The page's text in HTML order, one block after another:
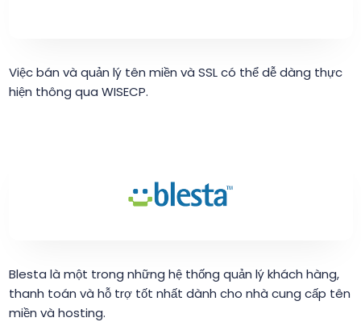
Việc bán và quản lý tên miền và SSL có thể dễ dàng thực
hiện thông qua WISECP.
Blesta là một trong những hệ thống quản lý khách hàng,
thanh toán và hỗ trợ tốt nhất dành cho nhà cung cấp tên
miền và hosting.